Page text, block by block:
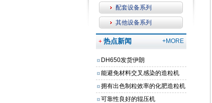
配套设备系列
其他设备系列
+MORE
+ 热点新闻
DH650发货伊朗
能避免材料交叉感染的造粒机
拥有出色制粒效率的化肥造粒机
可靠性良好的辊压机